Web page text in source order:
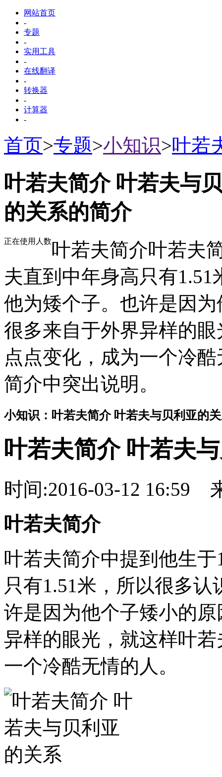
网站首页
-
专题
-
实用工具
-
在线翻译
-
转换器
-
计算器
-
首页>专题>小知识>叶若
叶若夫简介 叶若夫与
的关系的简介
正在使用人数叶若夫简介叶若夫
夫直到中年身高只有
他为矮个子。也许是因
很多来自于外界异样的
点点变化，成为一个冷
简介中突出说明。
小知识：叶若夫简介 叶若夫与贝利亚的
叶若夫简介 叶若夫
时间:2016-03-12 16:59
叶若夫简介
叶若夫简介中提到他生
只有1.51米，所以很多
许是因为他个子矮小的
异样的眼光，就这样叶
一个冷酷无情的人。